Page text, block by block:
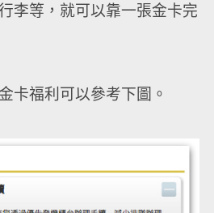
李等，就可以靠一張金卡完
卡福利可以參考下圖。